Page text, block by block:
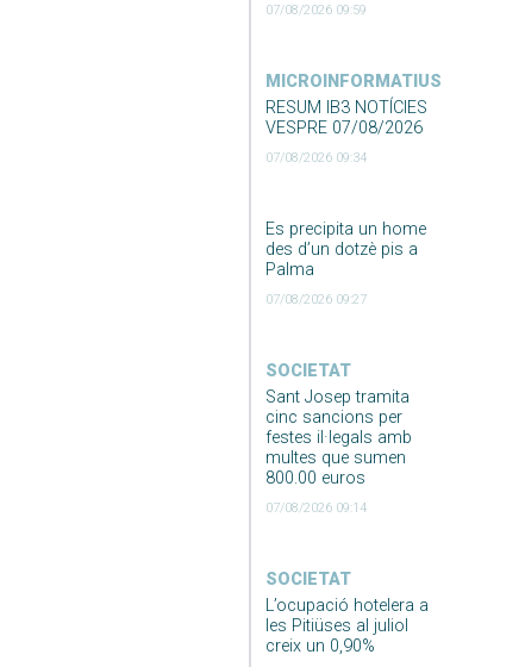
07/08/2026 09:59
MICROINFORMATIUS
RESUM IB3 NOTÍCIES
VESPRE 07/08/2026
07/08/2026 09:34
Es precipita un home
des d’un dotzè pis a
Palma
07/08/2026 09:27
SOCIETAT
Sant Josep tramita
cinc sancions per
festes il·legals amb
multes que sumen
800.00 euros
07/08/2026 09:14
SOCIETAT
L’ocupació hotelera a
les Pitiüses al juliol
creix un 0,90%